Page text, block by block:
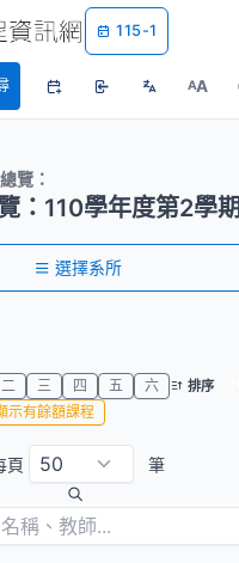
115-1
AA
覽：
：110學年度第2學期
選擇系所
二 三 四 五 六 排序
示有餘額課程
頁 筆